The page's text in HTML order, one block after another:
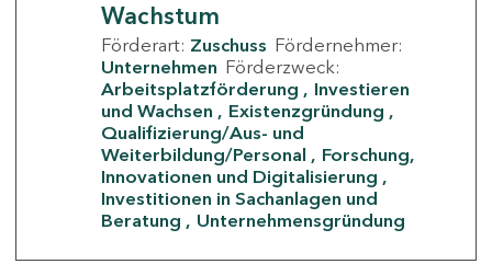
Wachstum
Förderart: Zuschuss Fördernehmer:
Unternehmen Förderzweck:
Arbeitsplatzförderung
Investieren
und Wachsen
Existenzgründung
Qualifizierung/Aus- und
Weiterbildung/Personal
Forschung,
Innovationen und Digitalisierung
Investitionen in Sachanlagen und
Beratung
Unternehmensgründung